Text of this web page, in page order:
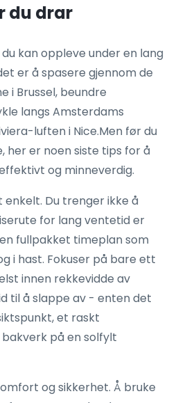
du drar
kan oppleve under en lang
er å spasere gjennom de
i Brussel, beundre
langs Amsterdams
luften i Nice.Men før du
her er noen siste tips for å
og minneverdig.
Du trenger ikke å
for lang ventetid er
fullpakket timeplan som
i hast. Fokuser på bare ett
innen rekkevidde av
til å slappe av - enten det
et raskt
på en solfylt
og sikkerhet. Å bruke